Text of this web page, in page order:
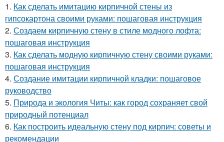
1. Как сделать имитацию кирпичной стены из
гипсокартона своими руками: пошаговая инструкция
2. Создаем кирпичную стену в стиле модного лофта:
пошаговая инструкция
3. Как сделать модную кирпичную стену своими руками:
пошаговая инструкция
4. Создание имитации кирпичной кладки: пошаговое
руководство
5. Природа и экология Читы: как город сохраняет свой
природный потенциал
6. Как построить идеальную стену под кирпич: советы и
рекомендации